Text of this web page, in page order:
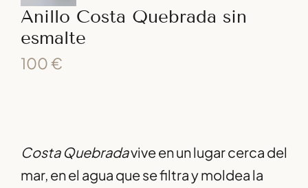
Anillo Costa Quebrada sin
esmalte
100€
Costa Quebradavive en un lugar cerca del
mar, en el agua que se filtra y moldea la